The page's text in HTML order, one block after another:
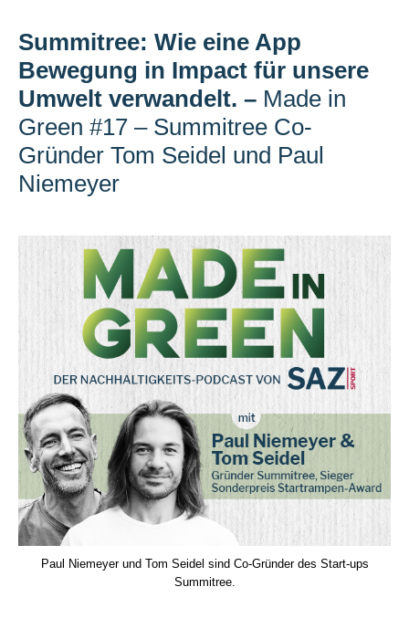
Summitree: Wie eine App
Bewegung in Impact für unsere
Umwelt verwandelt. – Made in
Green #17 – Summitree Co-
Gründer Tom Seidel und Paul
Niemeyer
Paul Niemeyer und Tom Seidel sind Co-Gründer des Start-ups
Summitree.